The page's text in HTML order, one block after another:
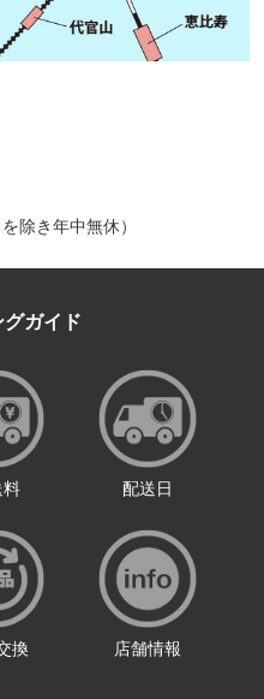
除き年中無休）
ガイド
料 配送日
換 店舗情報